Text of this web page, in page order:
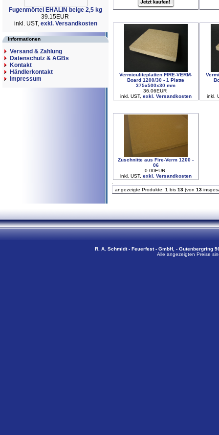
Fugenmörtel EHALIN beige 2,5 kg
39.15EUR
inkl. UST, exkl. Versandkosten
Informationen
Versand & Zahlung
Datenschutz & AGBs
Kontakt
Händlerkontakt
Impressum
Vermiculiteplatten FIRE-VERM-
Board 1200/30 - 1 Platte
375x500x30 mm
36.06EUR
inkl. UST, exkl. Versandkosten inkl.
Zuschnitte aus Fire-Verm 1200 -
06
0.00EUR
inkl. UST, exkl. Versandkosten
angezeigte Produkte: 1 bis 13 (von 13
R. A. Schmidt - Feuerfest - GmbH, - Gutenbergring
Alle angezeigten Preise